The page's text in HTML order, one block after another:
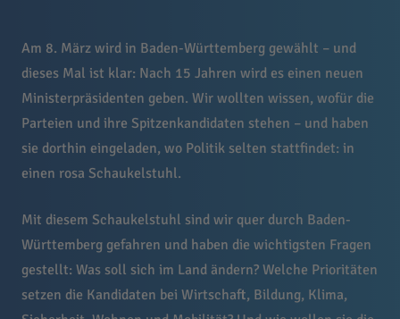
Am 8. März wird in Baden-Württemberg gewählt – und
dieses Mal ist klar: Nach 15 Jahren wird es einen neuen
Ministerpräsidenten geben. Wir wollten wissen, wofür die
Parteien und ihre Spitzenkandidaten stehen – und haben
sie dorthin eingeladen, wo Politik selten stattfindet: in
einen rosa Schaukelstuhl.
Mit diesem Schaukelstuhl sind wir quer durch Baden-
Württemberg gefahren und haben die wichtigsten Fragen
gestellt: Was soll sich im Land ändern? Welche Prioritäten
setzen die Kandidaten bei Wirtschaft, Bildung, Klima,